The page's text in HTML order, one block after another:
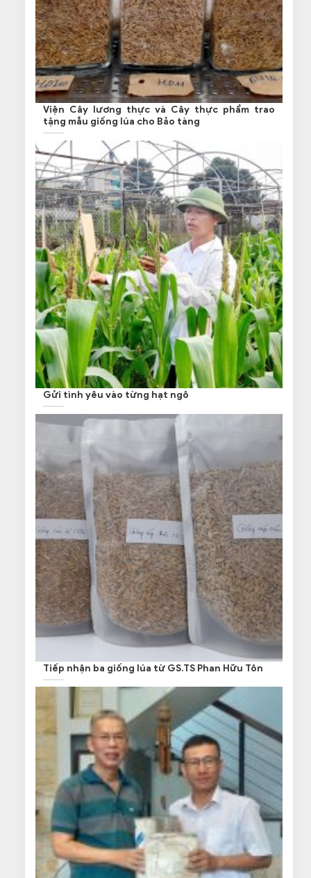
Viện Cây lương thực và Cây thực phẩm trao
tặng mẫu giống lúa cho Bảo tàng
Gửi tình yêu vào từng hạt ngô
Tiếp nhận ba giống lúa từ GS.TS Phan Hữu Tôn